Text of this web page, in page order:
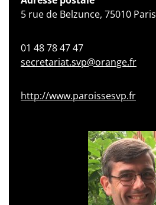
5 rue de Belzunce, 75010 Paris
01 48 78 47 47
secretariat.svp@orange.fr
http://www.paroissesvp.fr